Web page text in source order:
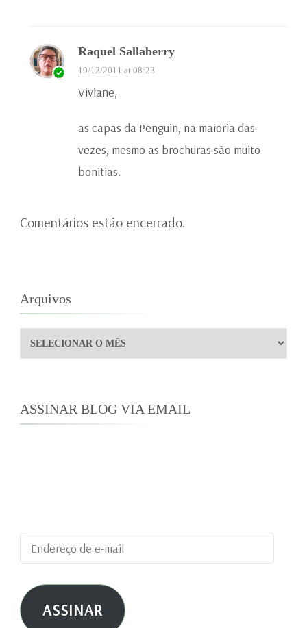
Raquel Sallaberry
19/12/2011 at 08:23
Viviane,
as capas da Penguin, na maioria das
vezes, mesmo as brochuras são muito
bonitias.
Comentários estão encerrado.
Arquivos
Arquivos
ASSINAR BLOG VIA EMAIL
Endereço
de
e-
mail ASSINAR